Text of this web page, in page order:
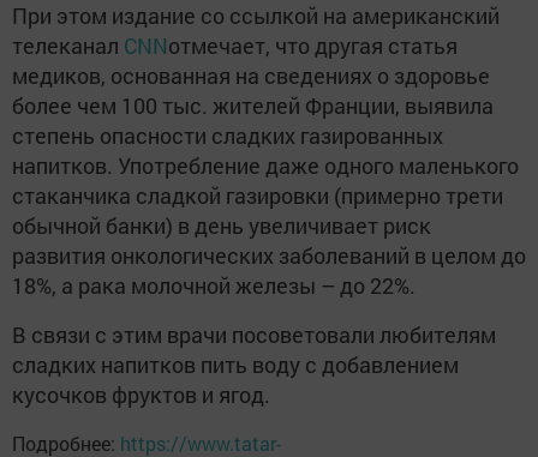
При этом издание со ссылкой на американский
телеканал CNNотмечает, что другая статья
медиков, основанная на сведениях о здоровье
более чем 100 тыс. жителей Франции, выявила
степень опасности сладких газированных
напитков. Употребление даже одного маленького
стаканчика сладкой газировки (примерно трети
обычной банки) в день увеличивает риск
развития онкологических заболеваний в целом до
18%, а рака молочной железы – до 22%.
В связи с этим врачи посоветовали любителям
сладких напитков пить воду с добавлением
кусочков фруктов и ягод.
Подробнее: https://www.tatar-